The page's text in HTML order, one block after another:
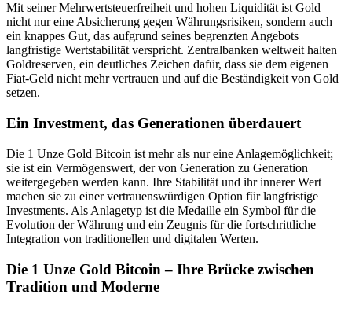
Mit seiner Mehrwertsteuerfreiheit und hohen Liquidität ist Gold
nicht nur eine Absicherung gegen Währungsrisiken, sondern auch
ein knappes Gut, das aufgrund seines begrenzten Angebots
langfristige Wertstabilität verspricht. Zentralbanken weltweit halten
Goldreserven, ein deutliches Zeichen dafür, dass sie dem eigenen
Fiat-Geld nicht mehr vertrauen und auf die Beständigkeit von Gold
setzen.
Ein Investment, das Generationen überdauert
Die 1 Unze Gold Bitcoin ist mehr als nur eine Anlagemöglichkeit;
sie ist ein Vermögenswert, der von Generation zu Generation
weitergegeben werden kann. Ihre Stabilität und ihr innerer Wert
machen sie zu einer vertrauenswürdigen Option für langfristige
Investments. Als Anlagetyp ist die Medaille ein Symbol für die
Evolution der Währung und ein Zeugnis für die fortschrittliche
Integration von traditionellen und digitalen Werten.
Die 1 Unze Gold Bitcoin – Ihre Brücke zwischen
Tradition und Moderne